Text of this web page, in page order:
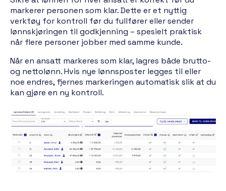
markerer personen som klar. Dette er et nyttig
verktøy for kontroll før du fullfører eller sender
lønnskjøringen til godkjenning – spesielt praktisk
når flere personer jobber med samme kunde.
Når en ansatt markeres som klar, lagres både brutto-
og nettolønn. Hvis nye lønnsposter legges til eller
noe endres, fjernes markeringen automatisk slik at du
kan gjøre en ny kontroll.